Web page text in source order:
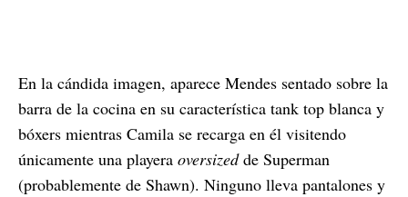
En la cándida imagen, aparece Mendes sentado sobre la
barra de la cocina en su característica tank top blanca y
bóxers mientras Camila se recarga en él visitendo
únicamente una playera oversizedde Superman
(probablemente de Shawn). Ninguno lleva pantalones y